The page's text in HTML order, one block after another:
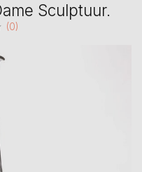
Sculptuur.
(0)